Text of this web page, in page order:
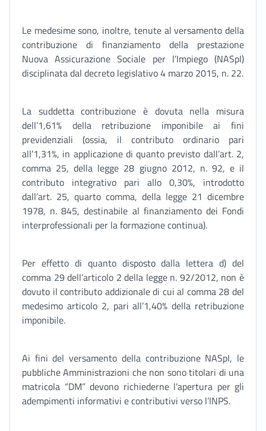
Le medesime sono, inoltre, tenute al versamento della
contribuzione di finanziamento della prestazione
Nuova Assicurazione Sociale per l’Impiego (NASpI)
disciplinata dal decreto legislativo 4 marzo 2015, n. 22.
La suddetta contribuzione è dovuta nella misura
dell’1,61% della retribuzione imponibile ai fini
previdenziali (ossia, il contributo ordinario pari
all’1,31%, in applicazione di quanto previsto dall’art. 2,
comma 25, della legge 28 giugno 2012, n. 92, e il
contributo integrativo pari allo 0,30%, introdotto
dall’art. 25, quarto comma, della legge 21 dicembre
1978, n. 845, destinabile al finanziamento dei Fondi
interprofessionali per la formazione continua).
Per effetto di quanto disposto dalla lettera d) del
comma 29 dell’articolo 2 della legge n. 92/2012, non è
dovuto il contributo addizionale di cui al comma 28 del
medesimo articolo 2, pari all’1,40% della retribuzione
imponibile.
Ai fini del versamento della contribuzione NASpI, le
pubbliche Amministrazioni che non sono titolari di una
matricola “DM” devono richiederne l’apertura per gli
adempimenti informativi e contributivi verso l’INPS.